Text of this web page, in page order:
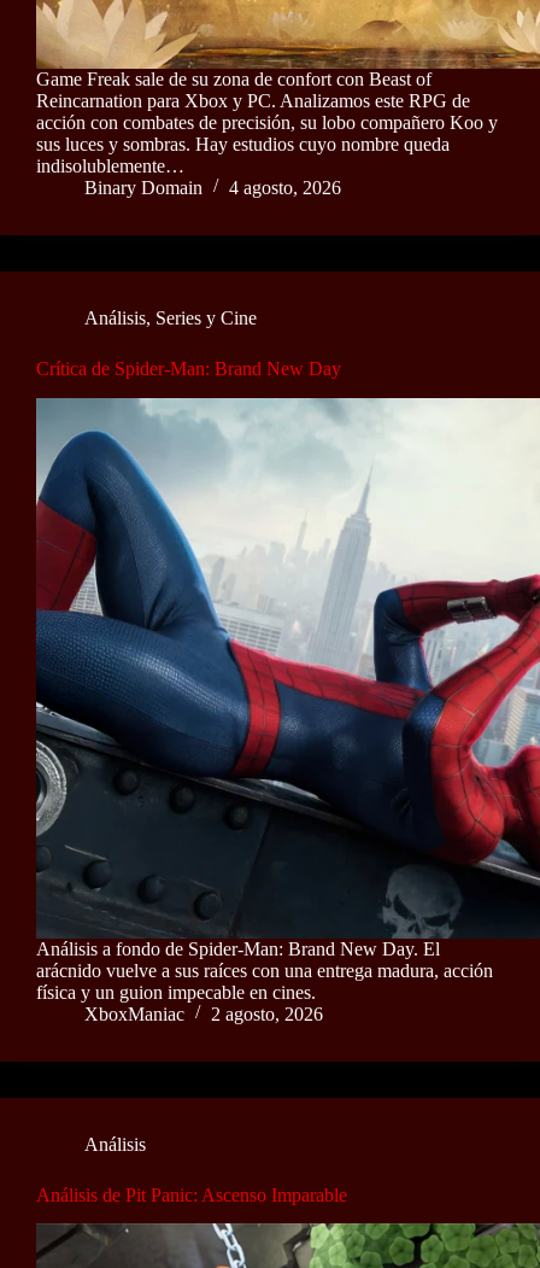
Game Freak sale de su zona de confort con Beast of
Reincarnation para Xbox y PC. Analizamos este RPG de
acción con combates de precisión, su lobo compañero Koo y
sus luces y sombras. Hay estudios cuyo nombre queda
indisolublemente…
Binary Domain
4 agosto, 2026
Análisis, Series y Cine
Crítica de Spider-Man: Brand New Day
Análisis a fondo de Spider-Man: Brand New Day. El
arácnido vuelve a sus raíces con una entrega madura, acción
física y un guion impecable en cines.
XboxManiac
2 agosto, 2026
Análisis
Análisis de Pit Panic: Ascenso Imparable